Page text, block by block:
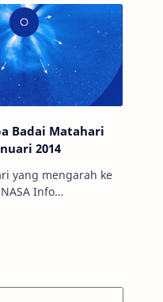
Badai Matahari
2014
yang mengarah ke
Info
bernama AR1944